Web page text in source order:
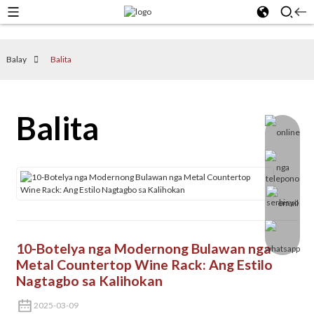
Balay Balita
Balita
10-Botelya nga Modernong Bulawan nga
Metal Countertop Wine Rack: Ang Estilo
Nagtagbo sa Kalihokan
2025-03-09